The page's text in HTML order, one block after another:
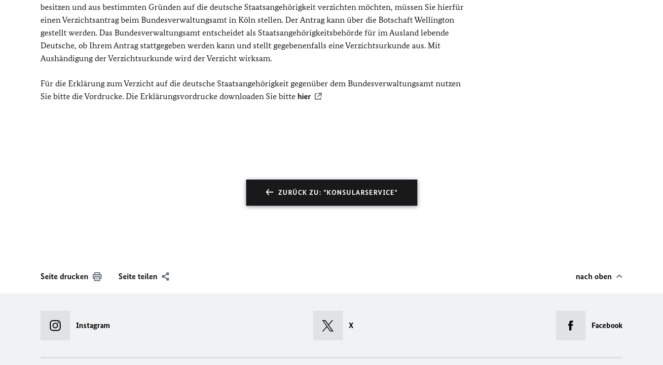
besitzen und aus bestimmten Gründen auf die deutsche Staatsangehörigkeit verzichten möchten, müssen Sie hierfür
einen Verzichtsantrag beim Bundesverwaltungsamt in Köln stellen. Der Antrag kann über die Botschaft Wellington
gestellt werden. Das Bundesverwaltungsamt entscheidet als Staatsangehörigkeitsbehörde für im Ausland lebende
Deutsche, ob Ihrem Antrag stattgegeben werden kann und stellt gegebenenfalls eine Verzichtsurkunde aus. Mit
Aushändigung der Verzichtsurkunde wird der Verzicht wirksam.
Für die Erklärung zum Verzicht auf die deutsche Staatsangehörigkeit gegenüber dem Bundesverwaltungsamt nutzen
Sie bitte die Vordrucke. Die Erklärungsvordrucke downloaden Sie bitte hier
ZURÜCK ZU: "KONSULARSERVICE"
Seite drucken Seite teilen nach oben
Instagram X Facebook